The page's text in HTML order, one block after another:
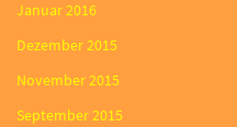
Januar 2016
Dezember 2015
November 2015
September 2015